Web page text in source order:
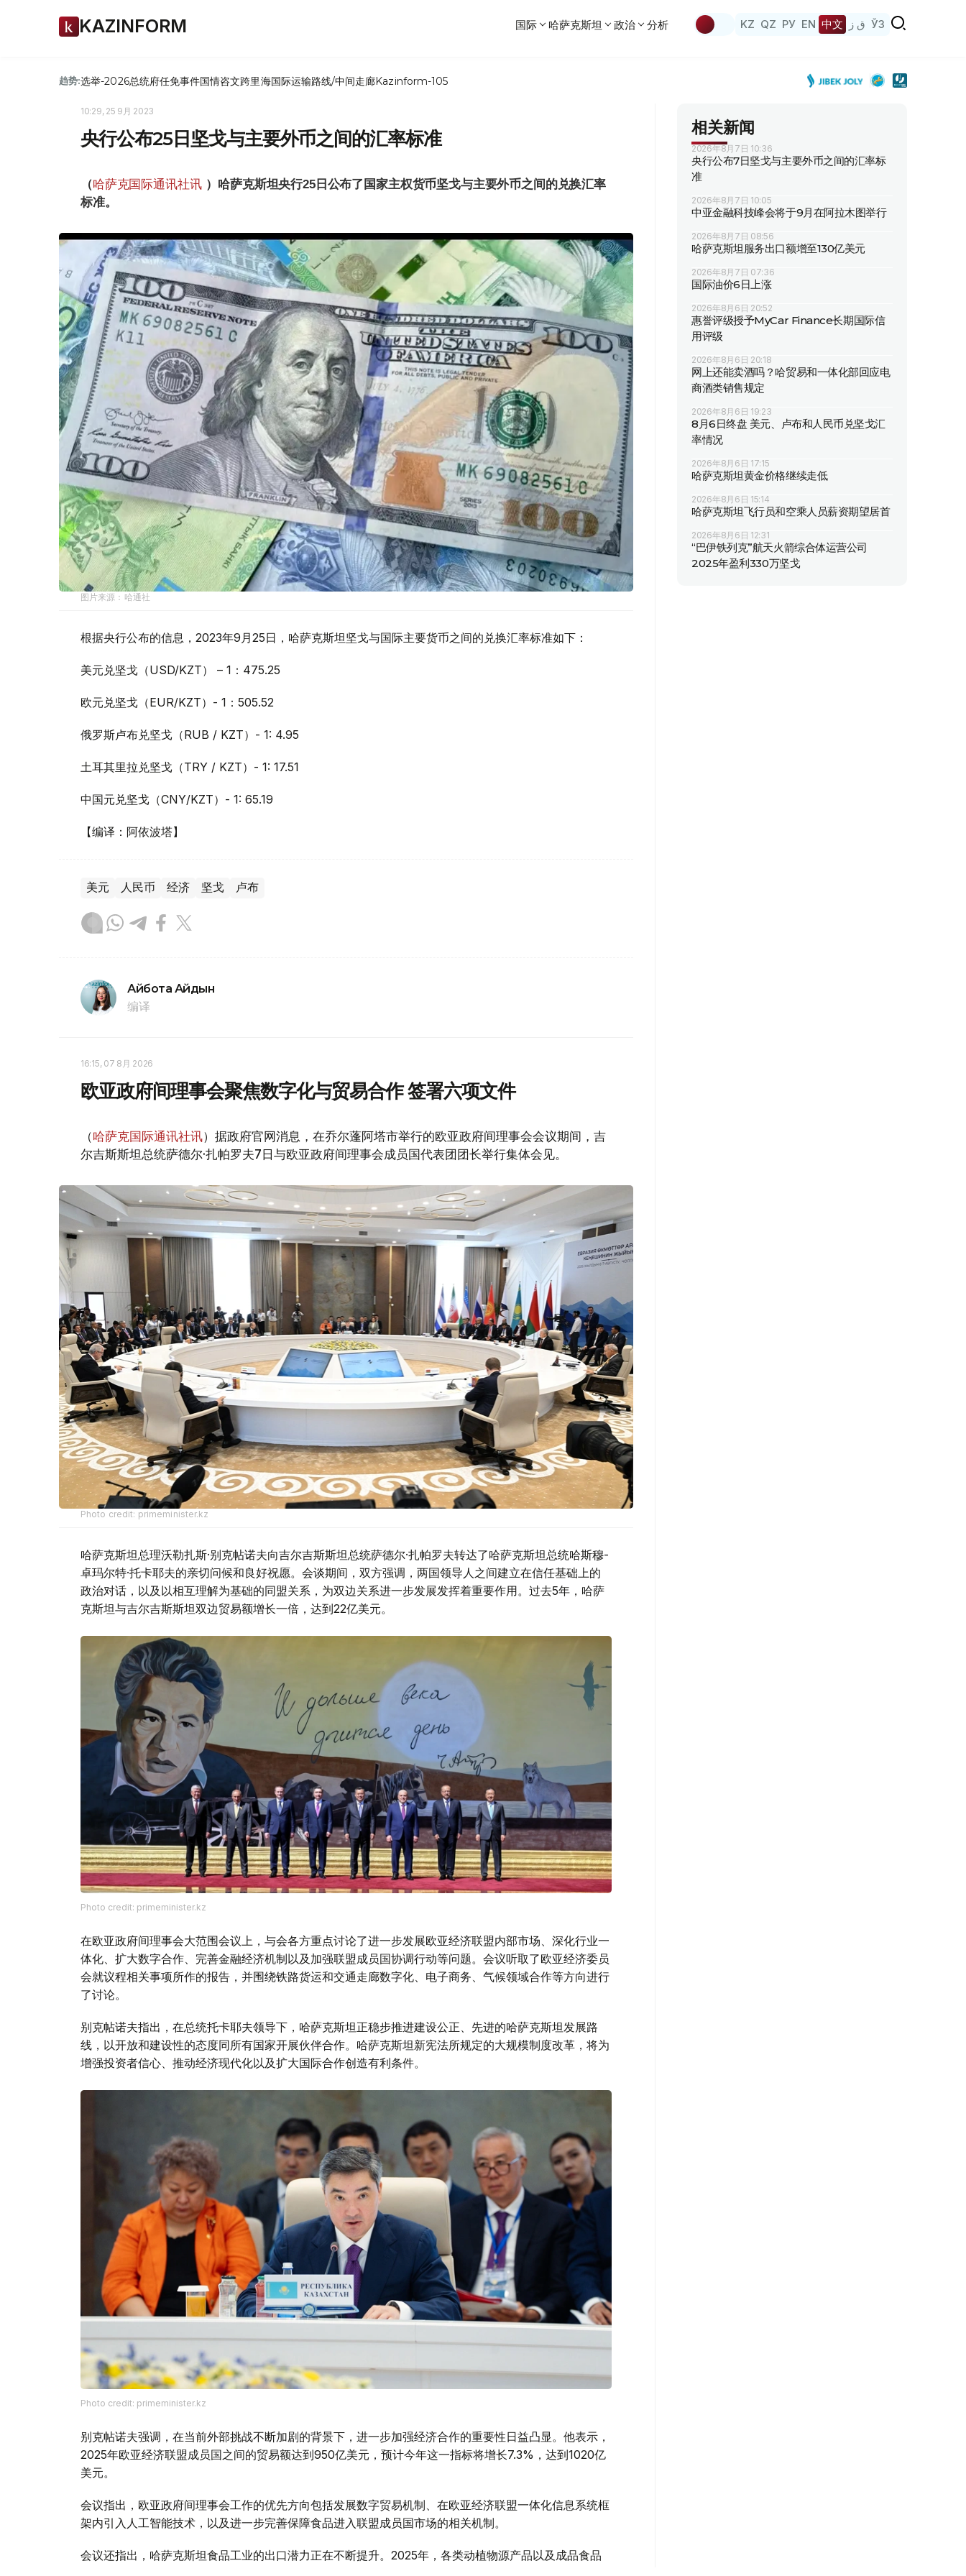
KAZINFORM 国际 哈萨克斯坦 政治 分析 KZ QZ РУ EN 中文 ق ز ЎЗ
趋势:选举-2026总统府任免事件国情咨文跨里海国际运输路线/中间走廊Kazinform-105
10:29, 25 9月 2023
央行公布25日坚戈与主要外币之间的汇率标准
（哈萨克国际通讯社讯 ） 哈萨克斯坦央行25日公布了国家主权货币坚戈与主要外币之间的兑换汇率
标准。
图片来源：哈通社
根据央行公布的信息，2023年9月25日，哈萨克斯坦坚戈与国际主要货币之间的兑换汇率标准如下：
美元兑坚戈（USD/KZT） – 1：475.25
欧元兑坚戈（EUR/KZT）- 1：505.52
俄罗斯卢布兑坚戈（RUB / KZT）- 1: 4.95
土耳其里拉兑坚戈（TRY / KZT）- 1: 17.51
中国元兑坚戈（CNY/KZT）- 1: 65.19
【编译：阿依波塔】
美元 人民币 经济 坚戈 卢布
Айбота Айдын
编译
16:15, 07 8月 2026
欧亚政府间理事会聚焦数字化与贸易合作 签署六项文件
（哈萨克国际通讯社讯）据政府官网消息，在乔尔蓬阿塔市举行的欧亚政府间理事会会议期间，吉
尔吉斯斯坦总统萨德尔·扎帕罗夫7日与欧亚政府间理事会成员国代表团团长举行集体会见。
Photo credit: primeminister.kz
哈萨克斯坦总理沃勒扎斯·别克帖诺夫向吉尔吉斯斯坦总统萨德尔·扎帕罗夫转达了哈萨克斯坦总统哈斯穆-
卓玛尔特·托卡耶夫的亲切问候和良好祝愿。会谈期间，双方强调，两国领导人之间建立在信任基础上的
政治对话，以及以相互理解为基础的同盟关系，为双边关系进一步发展发挥着重要作用。过去5年，哈萨
克斯坦与吉尔吉斯斯坦双边贸易额增长一倍，达到22亿美元。
Photo credit: primeminister.kz
在欧亚政府间理事会大范围会议上，与会各方重点讨论了进一步发展欧亚经济联盟内部市场、深化行业一
体化、扩大数字合作、完善金融经济机制以及加强联盟成员国协调行动等问题。会议听取了欧亚经济委员
会就议程相关事项所作的报告，并围绕铁路货运和交通走廊数字化、电子商务、气候领域合作等方向进行
了讨论。
别克帖诺夫指出，在总统托卡耶夫领导下，哈萨克斯坦正稳步推进建设公正、先进的哈萨克斯坦发展路
线，以开放和建设性的态度同所有国家开展伙伴合作。哈萨克斯坦新宪法所规定的大规模制度改革，将为
增强投资者信心、推动经济现代化以及扩大国际合作创造有利条件。
Photo credit: primeminister.kz
别克帖诺夫强调，在当前外部挑战不断加剧的背景下，进一步加强经济合作的重要性日益凸显。他表示，
2025年欧亚经济联盟成员国之间的贸易额达到950亿美元，预计今年这一指标将增长7.3%，达到1020亿
美元。
会议指出，欧亚政府间理事会工作的优先方向包括发展数字贸易机制、在欧亚经济联盟一体化信息系统框
架内引入人工智能技术，以及进一步完善保障食品进入联盟成员国市场的相关机制。
会议还指出，哈萨克斯坦食品工业的出口潜力正在不断提升。2025年，各类动植物源产品以及成品食品
相关新闻
2026年8月7日 10:36
央行公布7日坚戈与主要外币之间的汇率标
准
2026年8月7日 10:05
中亚金融科技峰会将于9月在阿拉木图举行
2026年8月7日 08:56
哈萨克斯坦服务出口额增至130亿美元
2026年8月7日 07:36
国际油价6日上涨
2026年8月6日 20:52
惠誉评级授予MyCar Finance长期国际信
用评级
2026年8月6日 20:18
网上还能卖酒吗？哈贸易和一体化部回应电
商酒类销售规定
2026年8月6日 19:23
8月6日终盘 美元、卢布和人民币兑坚戈汇
率情况
2026年8月6日 17:15
哈萨克斯坦黄金价格继续走低
2026年8月6日 15:14
哈萨克斯坦飞行员和空乘人员薪资期望居首
2026年8月6日 12:31
“巴伊铁列克”航天火箭综合体运营公司
2025年盈利330万坚戈